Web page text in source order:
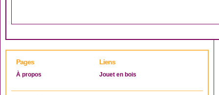
Pages
À propos
Liens
Jouet en bois